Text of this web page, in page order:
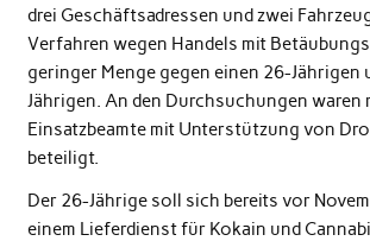
drei Geschäftsadressen und zwei
Verfahren wegen Handels mit
geringer Menge gegen einen 26-Jährigen
Jährigen. An den Durchsuchungen waren
Einsatzbeamte mit Unterstützung von
beteiligt.
Der 26-Jährige soll sich bereits vor
einem Lieferdienst für Kokain und